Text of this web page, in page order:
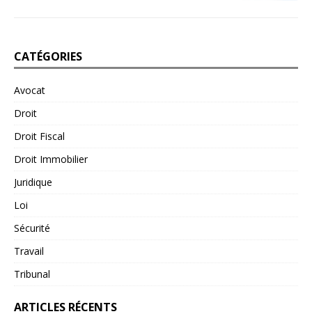
CATÉGORIES
Avocat
Droit
Droit Fiscal
Droit Immobilier
Juridique
Loi
Sécurité
Travail
Tribunal
ARTICLES RÉCENTS